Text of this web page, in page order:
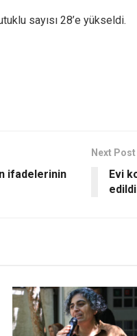
sayısı 28’e yükseldi.
ifadelerinin
Next Post
Evi
edildi